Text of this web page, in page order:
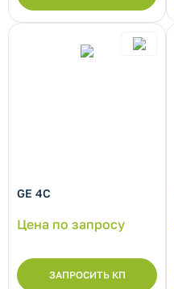
GE 4C
Цена по запросу
ЗАПРОСИТЬ КП